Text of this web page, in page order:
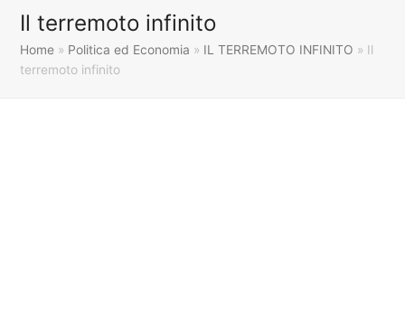
Il terremoto infinito
Home » Politica ed Economia » IL TERREMOTO INFINITO » Il
terremoto infinito